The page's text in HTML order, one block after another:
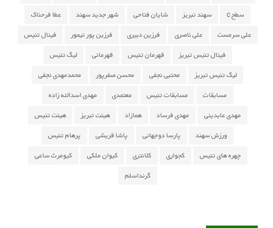
سطح c سهند تبریز شایان فتاحی شهر جدید سهند عطا فرحناک
علی سرمست علی ناصری فرزین دبیری فرزین پور تیمور فینال تنیس
فینال تنیس تبریز قهرمان تنیس قهرمانی لیگ تنیس
لیگ تنیس تبریز محتبی نجفی محسن صفرپور محمدمهدی نجفی
مسابقات مسابقات تنیس معتمدی مهدی اسدالله زاده
مهدی عابدینی مهدی فرساد همازاد هیئت تبریز هیئت تنیس
ورزش سهند پارسا دوجهانی پاشا قریشی پرهام تنیس
چهره های تنیس کجواری کلانتری کیوان ملکی کیومرث ساعی
گرنداسلم